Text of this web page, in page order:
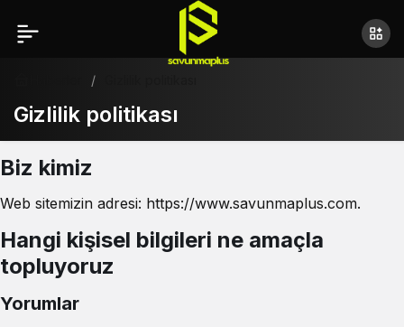
Gizlilik politikası
Biz kimiz
Web sitemizin adresi: https://www.savunmaplus.com.
Hangi kişisel bilgileri ne amaçla
topluyoruz
Yorumlar